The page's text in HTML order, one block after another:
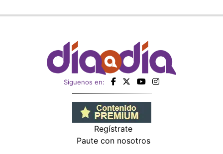
Siguenos en:
Regístrate
Paute con nosotros